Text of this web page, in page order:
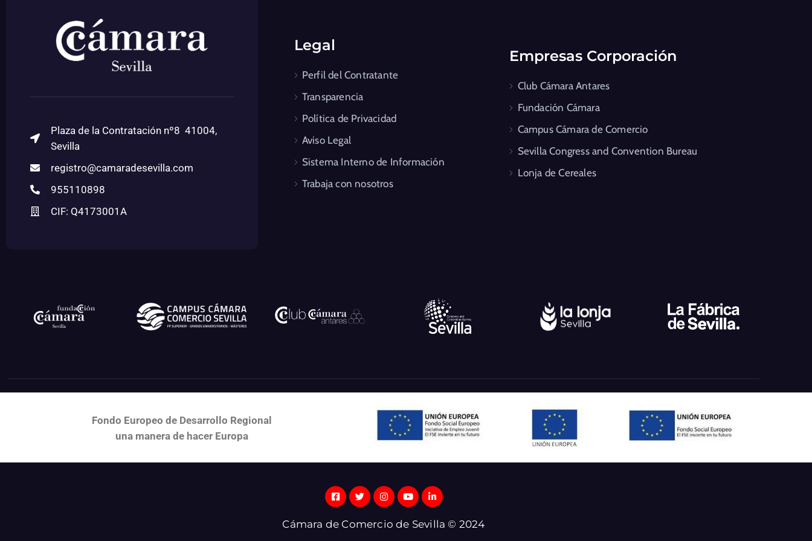
Plaza de la Contratación nº8 41004,
Sevilla
registro@camaradesevilla.com
955110898
CIF: Q4173001A
Legal
Perfil del Contratante
Transparencia
Política de Privacidad
Aviso Legal
Sistema Interno de Información
Trabaja con nosotros
Empresas Corporación
Club Cámara Antares
Fundación Cámara
Campus Cámara de Comercio
Sevilla Congress and Convention Bureau
Lonja de Cereales
Fondo Europeo de Desarrollo Regional
una manera de hacer Europa
Cámara de Comercio de Sevilla © 2024